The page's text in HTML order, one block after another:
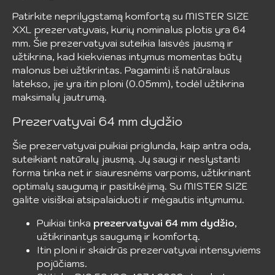
Patirkite neprilygstamą komfortą su MISTER SIZE
XXL prezervatyvais, kurių nominalus plotis yra 64
mm. Šie prezervatyvai suteikia laisvės jausmą ir
užtikrina, kad kiekvienas intymus momentas būtų
malonus bei užtikrintas. Pagaminti iš natūralaus
latekso, jie yra itin ploni (0.05mm), todėl užtikrina
maksimalų jautrumą.
Prezervatyvai 64 mm dydžio
Šie prezervatyvai puikiai priglunda, kaip antra oda,
suteikiant natūralų jausmą. Jų saugi ir neslystanti
forma tinka net ir siauresnėms varpoms, užtikrinant
optimalų saugumą ir pasitikėjimą. Su MISTER SIZE
galite visiškai atsipalaiduoti ir mėgautis intymumu.
Puikiai tinka prezervatyvai 64 mm dydžio,
užtikrinantys saugumą ir komfortą.
Itin ploni ir skaidrūs prezervatyvai intensyviems
pojūčiams.